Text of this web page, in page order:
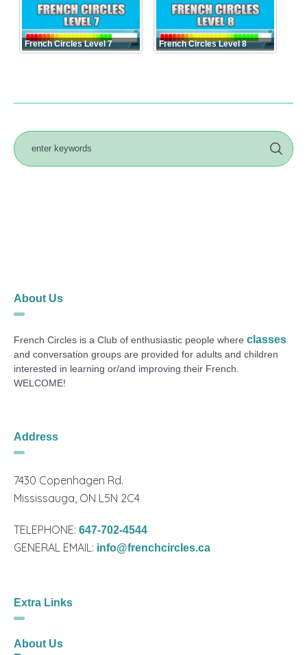
French Circles Level 7 French Circles Level 8
About Us
French Circles is a Club of enthusiastic people whereclasses
and conversation groups are provided for adults and children
interested in learning or/and improving their French.
WELCOME!
Address
7430 Copenhagen Rd.
Mississauga, ON L5N 2C4
TELEPHONE:647-702-4544
GENERAL EMAIL: info@frenchcircles.ca
Extra Links
About Us